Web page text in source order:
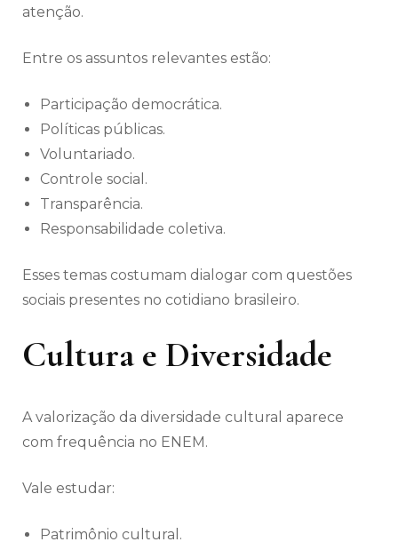
atenção.
Entre os assuntos relevantes estão:
Participação democrática.
Políticas públicas.
Voluntariado.
Controle social.
Transparência.
Responsabilidade coletiva.
Esses temas costumam dialogar com questões
sociais presentes no cotidiano brasileiro.
Cultura e Diversidade
A valorização da diversidade cultural aparece
com frequência no ENEM.
Vale estudar:
Patrimônio cultural.